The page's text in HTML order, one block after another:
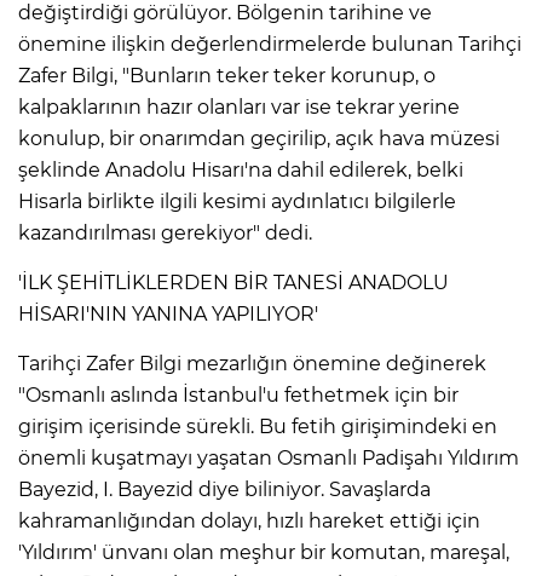
değiştirdiği görülüyor. Bölgenin tarihine ve
önemine ilişkin değerlendirmelerde bulunan Tarihçi
Zafer Bilgi, "Bunların teker teker korunup, o
kalpaklarının hazır olanları var ise tekrar yerine
konulup, bir onarımdan geçirilip, açık hava müzesi
şeklinde Anadolu Hisarı'na dahil edilerek, belki
Hisarla birlikte ilgili kesimi aydınlatıcı bilgilerle
kazandırılması gerekiyor" dedi.
'İLK ŞEHİTLİKLERDEN BİR TANESİ ANADOLU
HİSARI'NIN YANINA YAPILIYOR'
Tarihçi Zafer Bilgi mezarlığın önemine değinerek
"Osmanlı aslında İstanbul'u fethetmek için bir
girişim içerisinde sürekli. Bu fetih girişimindeki en
önemli kuşatmayı yaşatan Osmanlı Padişahı Yıldırım
Bayezid, I. Bayezid diye biliniyor. Savaşlarda
kahramanlığından dolayı, hızlı hareket ettiği için
'Yıldırım' ünvanı olan meşhur bir komutan, mareşal,